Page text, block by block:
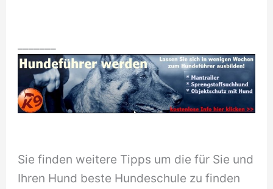
Sie finden weitere Tipps um die für Sie und
Ihren Hund beste Hundeschule zu finden